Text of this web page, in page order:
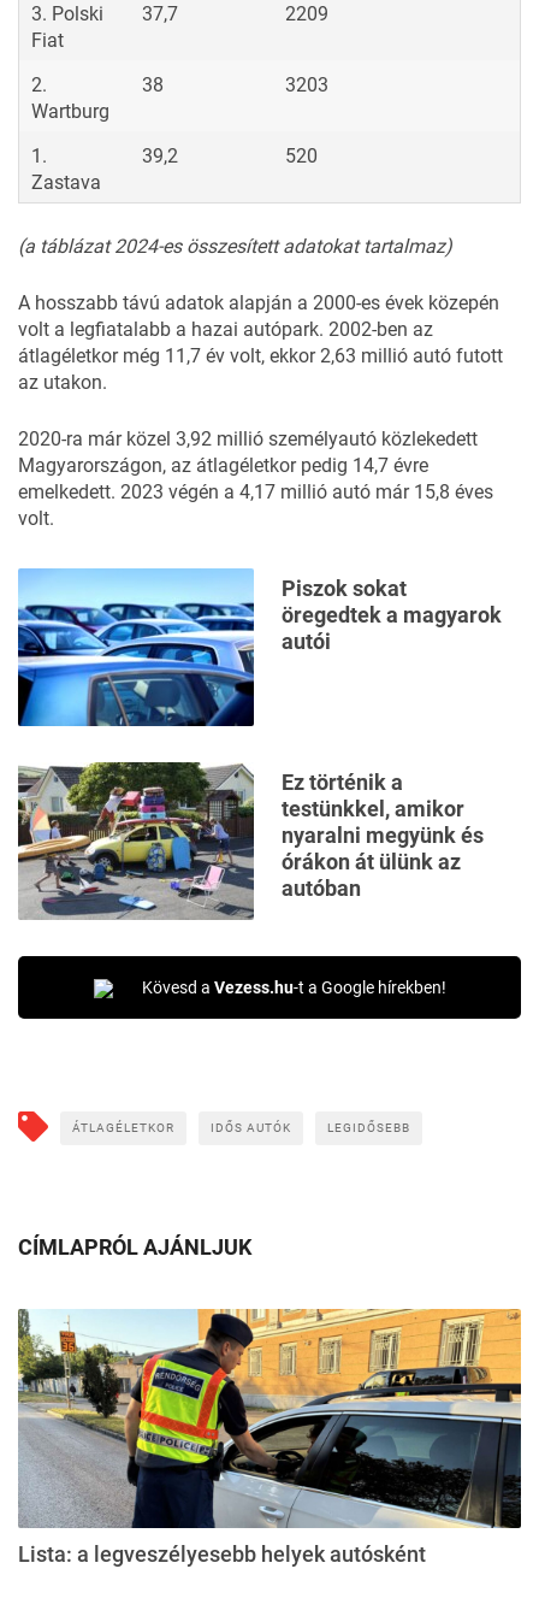
3. Polski
Fiat
37,7 2209
2.
Wartburg
38 3203
1.
Zastava
39,2 520
(a táblázat 2024-es összesített adatokat tartalmaz)
A hosszabb távú adatok alapján a 2000-es évek közepén
volt a legfiatalabb a hazai autópark. 2002-ben az
átlagéletkor még 11,7 év volt, ekkor 2,63 millió autó futott
az utakon.
2020-ra már közel 3,92 millió személyautó közlekedett
Magyarországon, az átlagéletkor pedig 14,7 évre
emelkedett. 2023 végén a 4,17 millió autó már 15,8 éves
volt.
Piszok sokat
öregedtek a magyarok
autói
Ez történik a
testünkkel, amikor
nyaralni megyünk és
órákon át ülünk az
autóban
Kövesd a Vezess.hu-t a Google hírekben!
ÁTLAGÉLETKOR IDŐS AUTÓK LEGIDŐSEBB
CÍMLAPRÓL AJÁNLJUK
Lista: a legveszélyesebb helyek autósként